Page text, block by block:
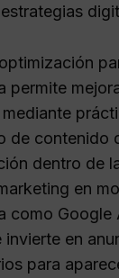
permite
de contenido
dentro de
en
como Google
invierte en
para